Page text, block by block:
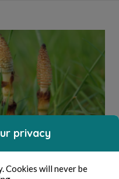
privacy
Cookies will never be